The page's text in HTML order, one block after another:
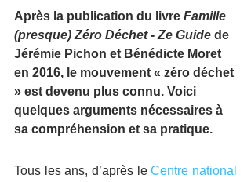
Après la publication du livre Famille
(presque) Zéro Déchet - Ze Guide de
Jérémie Pichon et Bénédicte Moret
en 2016, le mouvement « zéro déchet
» est devenu plus connu. Voici
quelques arguments nécessaires à
sa compréhension et sa pratique.
Tous les ans, d’après le Centre national